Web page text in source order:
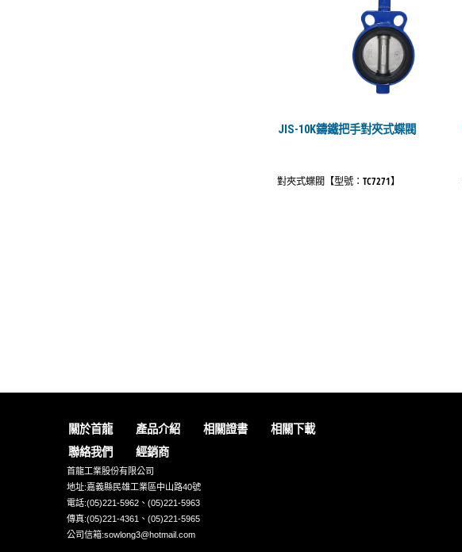
JIS-10K鑄鐵把手對夾式蝶閥
對夾式蝶閥【型號：TC7271】
關於首龍 產品介紹 相關證書
相關下載
聯絡我們
經銷商
首龍工業股份有限公司
地址:嘉義縣民雄工業區中山路40號
電話:(05)221-5962、(05)221-5963
傳真:(05)221-4361、(05)221-5965
公司信箱:sowlong3@hotmail.com